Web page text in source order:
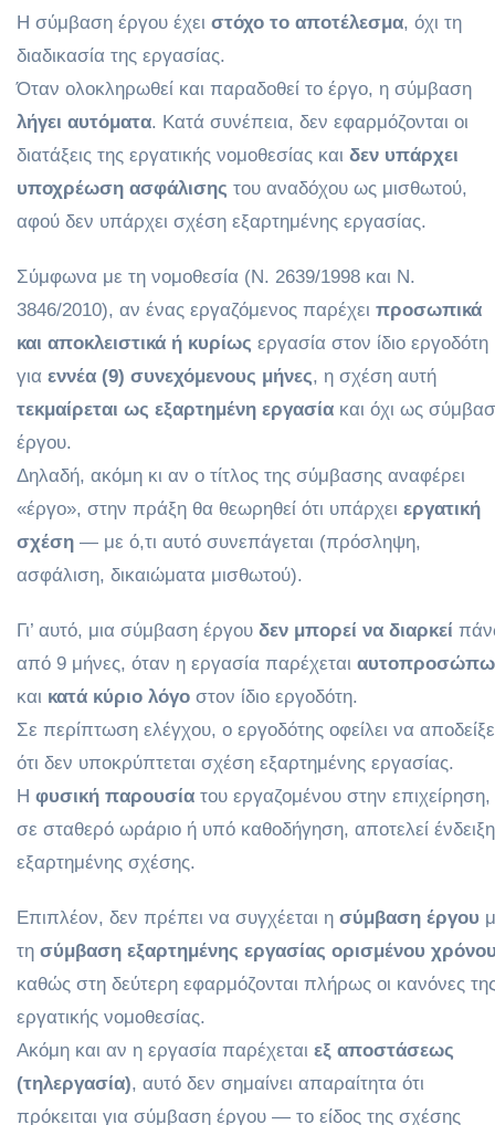
Η σύμβαση έργου έχει στόχο το αποτέλεσμα, όχι τη
διαδικασία της εργασίας.
Όταν ολοκληρωθεί και παραδοθεί το έργο, η σύμβαση
λήγει αυτόματα. Κατά συνέπεια, δεν εφαρμόζονται οι
διατάξεις της εργατικής νομοθεσίας και δεν υπάρχει
υποχρέωση ασφάλισης του αναδόχου ως μισθωτού,
αφού δεν υπάρχει σχέση εξαρτημένης εργασίας.
Σύμφωνα με τη νομοθεσία (Ν. 2639/1998 και Ν.
3846/2010), αν ένας εργαζόμενος παρέχει προσωπικά
και αποκλειστικά ή κυρίως εργασία στον ίδιο εργοδότη
για εννέα (9) συνεχόμενους μήνες, η σχέση αυτή
τεκμαίρεται ως εξαρτημένη εργασία και όχι ως
έργου.
Δηλαδή, ακόμη κι αν ο τίτλος της σύμβασης αναφέρει
«έργο», στην πράξη θα θεωρηθεί ότι υπάρχει εργατική
σχέση — με ό,τι αυτό συνεπάγεται (πρόσληψη,
ασφάλιση, δικαιώματα μισθωτού).
Γι’ αυτό, μια σύμβαση έργου δεν μπορεί να διαρκεί
από 9 μήνες, όταν η εργασία παρέχεται
και κατά κύριο λόγο στον ίδιο εργοδότη.
Σε περίπτωση ελέγχου, ο εργοδότης οφείλει να
ότι δεν υποκρύπτεται σχέση εξαρτημένης εργασίας.
Η φυσική παρουσία του εργαζομένου στην επιχείρηση,
σε σταθερό ωράριο ή υπό καθοδήγηση, αποτελεί ένδειξη
εξαρτημένης σχέσης.
Επιπλέον, δεν πρέπει να συγχέεται η σύμβαση έργου
τη σύμβαση εξαρτημένης εργασίας ορισμένου
καθώς στη δεύτερη εφαρμόζονται πλήρως οι κανόνες
εργατικής νομοθεσίας.
Ακόμη και αν η εργασία παρέχεται εξ αποστάσεως
(τηλεργασία), αυτό δεν σημαίνει απαραίτητα ότι
πρόκειται για σύμβαση έργου — το είδος της σχέσης